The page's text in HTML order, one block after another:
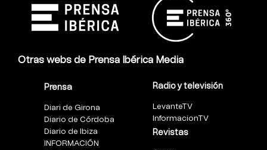
Otras webs de Prensa Ibérica Media
Prensa
Diari de Girona
Diario de Córdoba
Diario de Ibiza
INFORMACIÓN
Radio y televisión
LevanteTV
InformacionTV
Revistas